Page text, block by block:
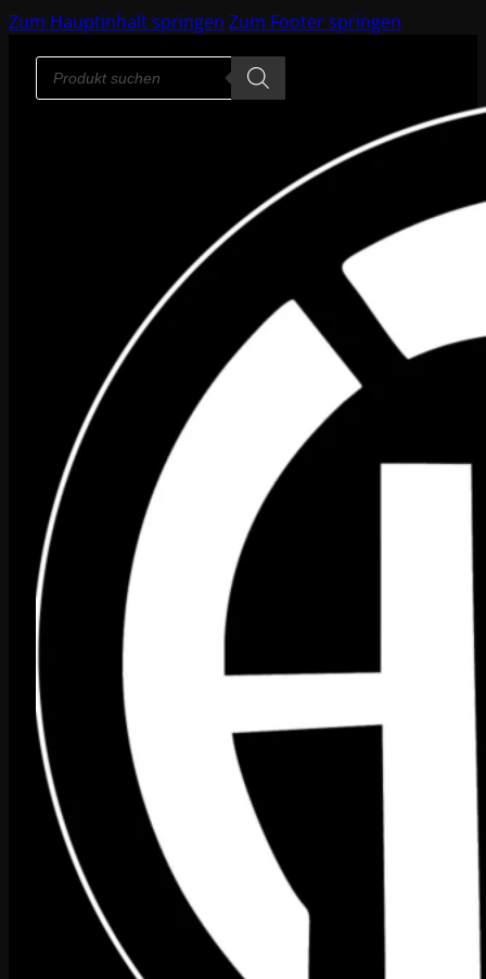
Zum Hauptinhalt springen Zum Footer springen
Products
search